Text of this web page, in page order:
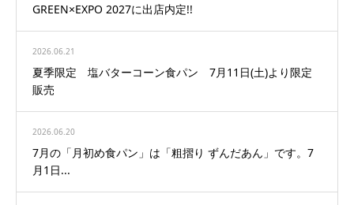
GREEN×EXPO 2027に出店内定!!
2026.06.21
夏季限定 塩バターコーン食パン 7月11日(土)より限定
販売
2026.06.20
7月の「月初め食パン」は「粗摺り ずんだあん」です。7
月1日...